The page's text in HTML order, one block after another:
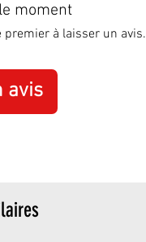
moment
premier à laisser un avis.
avis